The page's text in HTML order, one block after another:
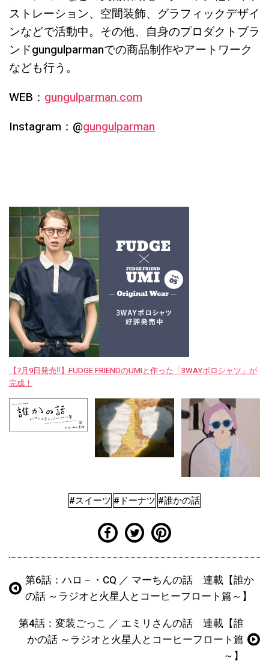
ストレーション、空間装飾、グラフィックデザイ
ンなどで活動中。その他、自身のプロダクトブラ
ンドgungulparmanでの商品制作やアートワーク
なども行う。
WEB： gungulparman.com
Instagram：@gungulparman
【7月9日発売‼︎】FUDGE FRIENDのUMIと作った「3WAYポロシャツ」が
完成！
#スイーツ #ドーナツ #誰かの話
第6話：ハロ－・CQ ／ マーちんの話 連載【誰か
の話 ～ラジオと火星人とコーヒーフロート篇～】
第4話：変装ごっこ ／ エミリさんの話 連載【誰
かの話 ～ラジオと火星人とコーヒーフロート篇
～】